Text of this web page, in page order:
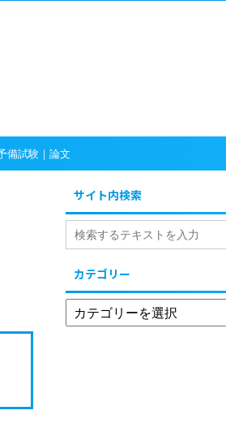
備試験｜論文
サイト内検索
カテゴリー